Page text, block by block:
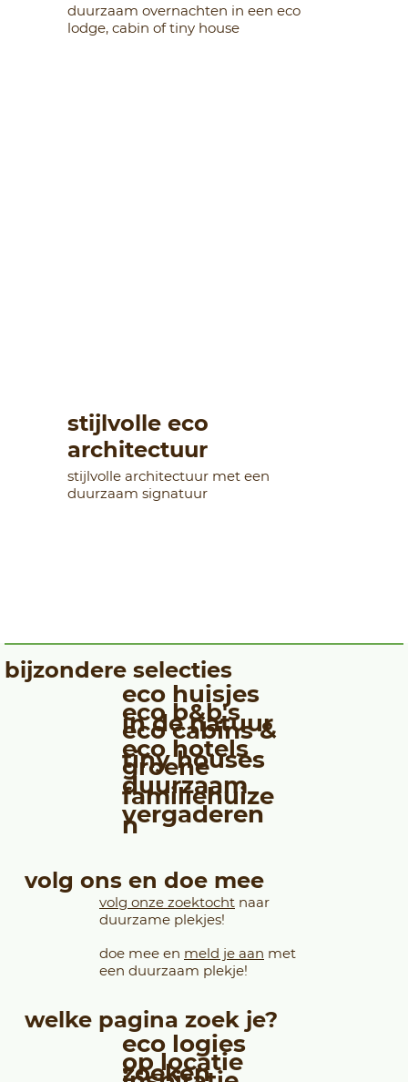
duurzaam overnachten in een eco
lodge, cabin of tiny house
stijlvolle eco
architectuur
stijlvolle architectuur met een
duurzaam signatuur
volg ons en doe mee
doe mee en meld je aan met
een duurzaam plekje!
welke pagina zoek je?
bijzondere selecties
volg onze zoektocht naar
duurzame plekjes!
op locatie
eco logies
zoeken
eco huisjes
in de natuur
eco cabins &
tiny houses
eco hotels
eco b&b's
groene
familiehuize
n
duurzaam
vergaderen